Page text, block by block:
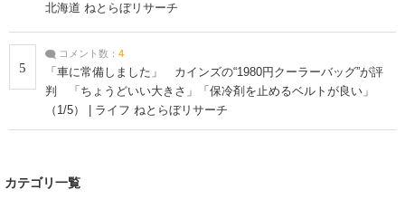
北海道 ねとらぼリサーチ
5
コメント数： 4
「車に常備しました」 カインズの“1980円クーラーバッグ”が評
判 「ちょうどいい大きさ」「保冷剤を止めるベルトが良い」
（1/5） | ライフ ねとらぼリサーチ
カテゴリ一覧